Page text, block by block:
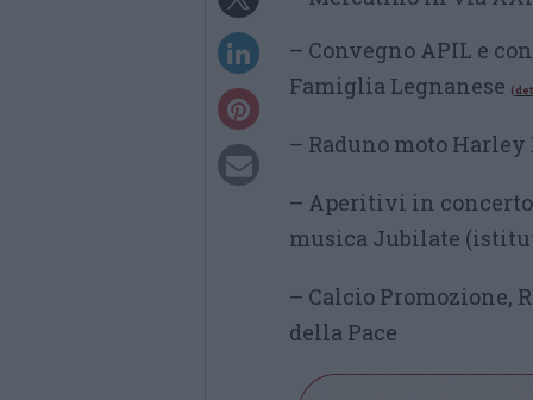
– Convegno APIL e
Famiglia Legnanese
– Raduno moto Harley
– Aperitivi in
musica Jubilate
– Calcio Promozione,
della Pace